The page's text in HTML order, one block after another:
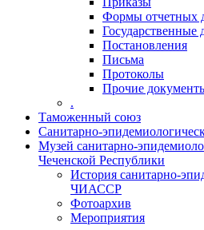
Формы отчетных
Государственные
Постановления
Письма
Протоколы
Прочие
.
Таможенный союз
Санитарно-
Музей санитарно-
Чеченской Республики
История санитарно-
ЧИАССР
Фотоархив
Мероприятия